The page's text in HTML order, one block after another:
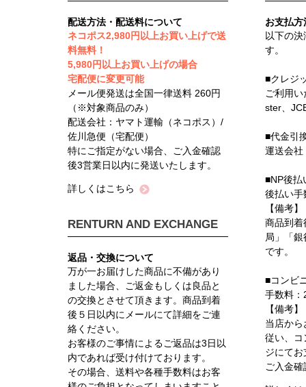
配送方法・配送料について
ネコポス2,980円以上お買い上げで送
料無料！
5,980円以上お買い上げの場合
宅配便に変更可能
メール便発送は全国一律送料 260円
（※対象商品のみ）
配送会社：ヤマト運輸（ネコポス）/
佐川急便（宅配便）
特にご指定がない場合、ご入金確認
後3営業日以内に発送いたします。
詳しくはこちら
RENTURN AND EXCHANGE
返品・交換について
万が一お届けした商品に不備があり
ました場合、ご返金もしくは良品と
の交換とさせて頂きます。商品到着
後５日以内にメールにて詳細をご連
絡ください。
お客様のご事情によるご返品は3日以
内であれば受け付けております。
その場合、送料や各種手数料はお客
お支払
以下の
す。
■クレジ
ご利用
ster、
■代金引
運送会社
■NP後払
後払い手
【備考】
商品到着
局」「
です。
■コンビ
手数料：
【備考】
当店か
従い、コ
ジにて
ご入金